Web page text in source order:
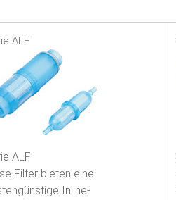
ALF
ALF
Filter bieten eine
Inline-